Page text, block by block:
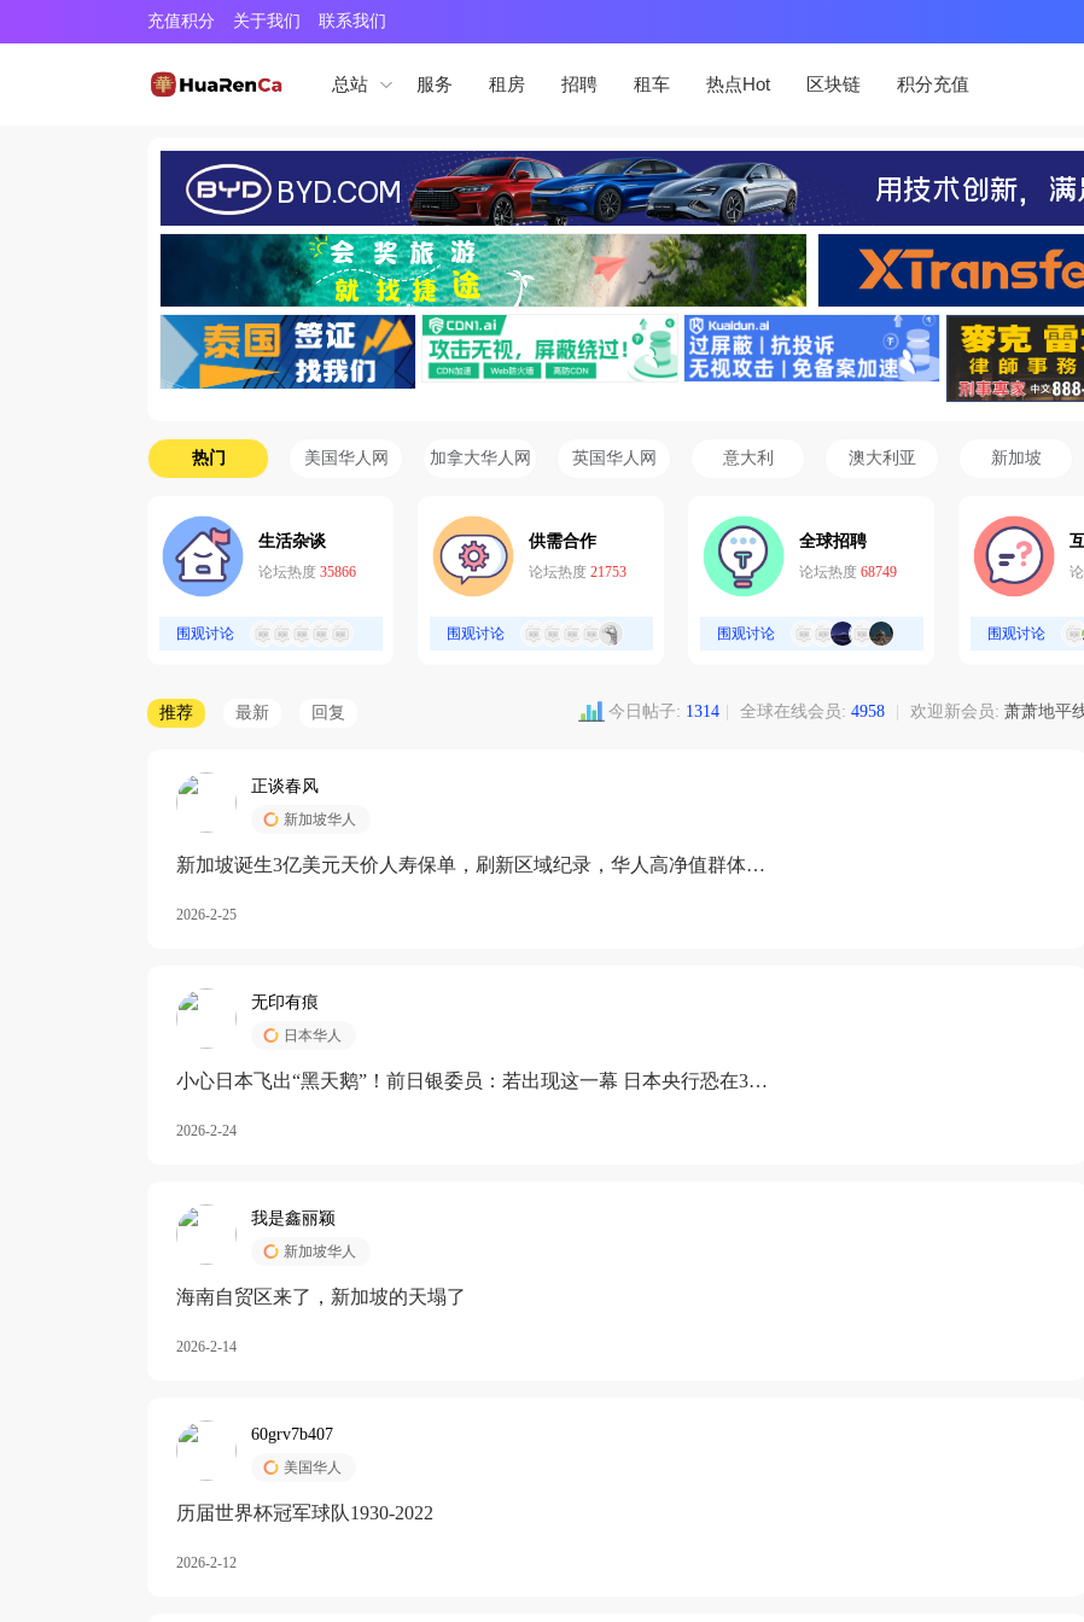
充值积分 关于我们 联系我们
总站 服务 租房 招聘 租车 热点Hot 区块链 积分充值
热门 美国华人网 加拿大华人网 英国华人网 意大利 澳大利亚 新加坡
生活杂谈
论坛热度 35866
围观讨论
供需合作
论坛热度 21753
围观讨论
全球招聘
论坛热度 68749
围观讨论 围观讨论
推荐 最新 回复 今日帖子: 1314 全球在线会员: 4958 欢迎新会员: 萧萧地平
正谈春风
新加坡华人
新加坡诞生3亿美元天价人寿保单，刷新区域纪录，华人高净值群体成
2026-2-25
无印有痕
日本华人
小心日本飞出“黑天鹅”！前日银委员：若出现这一幕 日本央行恐在3月
2026-2-24
我是鑫丽颖
新加坡华人
海南自贸区来了，新加坡的天塌了
2026-2-14
60grv7b407
美国华人
历届世界杯冠军球队1930-2022
2026-2-12